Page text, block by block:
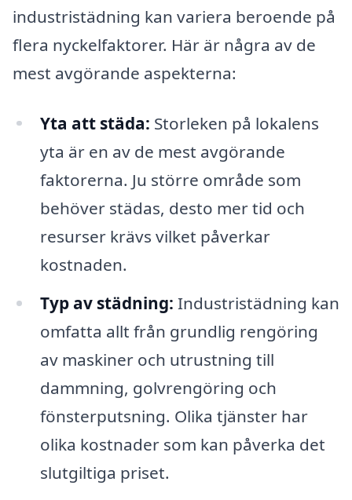
industristädning kan variera beroende på
flera nyckelfaktorer. Här är några av de
mest avgörande aspekterna:
Yta att städa: Storleken på lokalens
yta är en av de mest avgörande
faktorerna. Ju större område som
behöver städas, desto mer tid och
resurser krävs vilket påverkar
kostnaden.
Typ av städning: Industristädning kan
omfatta allt från grundlig rengöring
av maskiner och utrustning till
dammning, golvrengöring och
fönsterputsning. Olika tjänster har
olika kostnader som kan påverka det
slutgiltiga priset.